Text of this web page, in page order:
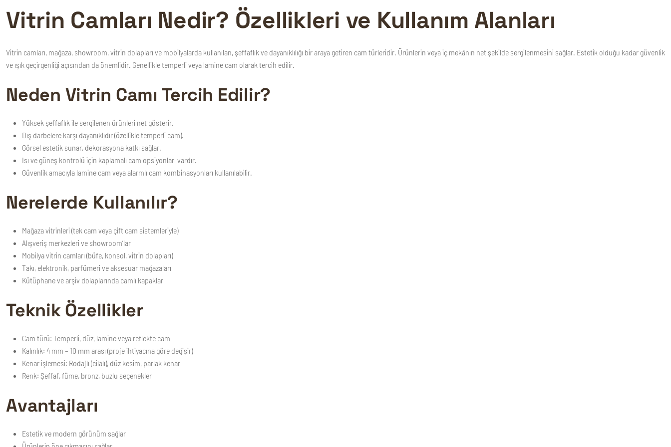
Vitrin Camları Nedir? Özellikleri ve Kullanım Alanları
Vitrin camları, mağaza, showroom, vitrin dolapları ve mobilyalarda kullanılan, şeffaflık ve dayanıklılığı bir araya getiren cam türleridir. Ürünlerin veya iç mekânın net şekilde sergilenmesini sağlar. Estetik olduğu kadar güvenlik
ve ışık geçirgenliği açısından da önemlidir. Genellikle temperli veya lamine cam olarak tercih edilir.
Neden Vitrin Camı Tercih Edilir?
Yüksek şeffaflık ile sergilenen ürünleri net gösterir.
Dış darbelere karşı dayanıklıdır (özellikle temperli cam).
Görsel estetik sunar, dekorasyona katkı sağlar.
Isı ve güneş kontrolü için kaplamalı cam opsiyonları vardır.
Güvenlik amacıyla lamine cam veya alarmlı cam kombinasyonları kullanılabilir.
Nerelerde Kullanılır?
Mağaza vitrinleri (tek cam veya çift cam sistemleriyle)
Alışveriş merkezleri ve showroom’lar
Mobilya vitrin camları (büfe, konsol, vitrin dolapları)
Takı, elektronik, parfümeri ve aksesuar mağazaları
Kütüphane ve arşiv dolaplarında camlı kapaklar
Teknik Özellikler
Cam türü: Temperli, düz, lamine veya reflekte cam
Kalınlık: 4 mm – 10 mm arası (proje ihtiyacına göre değişir)
Kenar işlemesi: Rodajlı (cilalı), düz kesim, parlak kenar
Renk: Şeffaf, füme, bronz, buzlu seçenekler
Avantajları
Estetik ve modern görünüm sağlar